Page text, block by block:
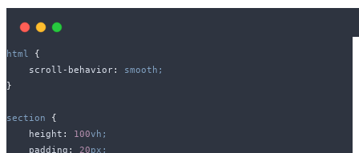
html
{
scroll-behavior:
smooth;
}
section
{
height : 100vh;
padding : 20px;